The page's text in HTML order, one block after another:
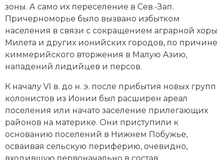
зоны. А само их переселение в Сев.-Зап.
Причерноморье было вызвано избытком
населения в связи с сокращением аграрной хоры
Милета и других ионийских городов, по причине
киммерийского вторжения в Малую Азию,
нападений лидийцев и персов.
К началу VI в. до н. э. после прибытия новых групп
колонистов из Ионии был расширен ареал
поселения или начато заселение прилегающих
районов на материке. Они приступили к
основанию поселений в Нижнем Побужье,
осваивая сельскую периферию, очевидно,